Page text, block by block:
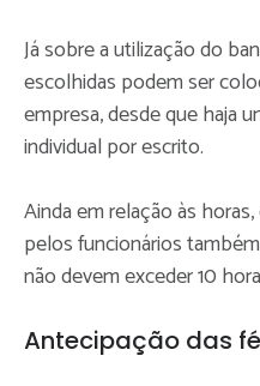
Já sobre a utilização do
escolhidas podem ser
empresa, desde que haja
individual por escrito.
Ainda em relação às
pelos funcionários
não devem exceder 10
Antecipação das